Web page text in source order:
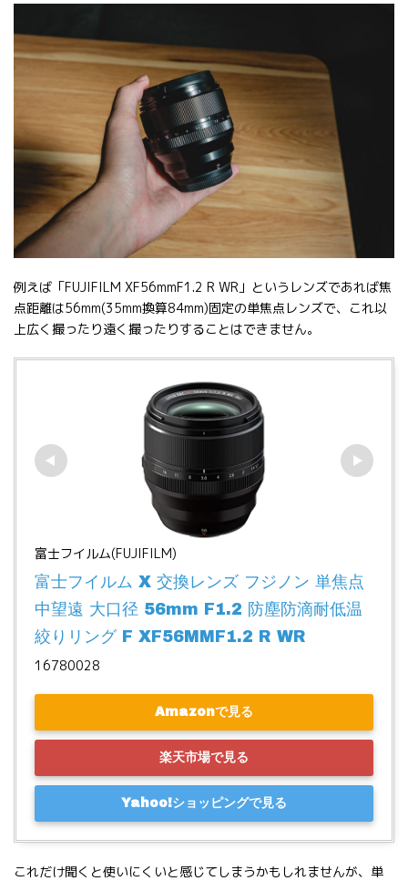
例えば「FUJIFILM XF56mmF1.2 R WR」というレンズであれば焦
点距離は56mm(35mm換算84mm)固定の単焦点レンズで、これ以
上広く撮ったり遠く撮ったりすることはできません。
富士フイルム(FUJIFILM)
富士フイルム X 交換レンズ フジノン 単焦点
中望遠 大口径 56mm F1.2 防塵防滴耐低温
絞りリング F XF56MMF1.2 R WR
16780028
Amazonで見る
楽天市場で見る
Yahoo!ショッピングで見る
これだけ聞くと使いにくいと感じてしまうかもしれませんが、単